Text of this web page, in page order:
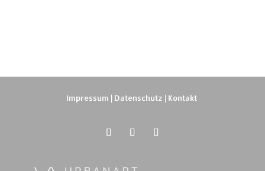
Impressum | Datenschutz | Kontakt